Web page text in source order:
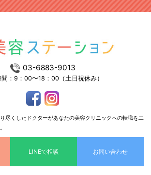
03-6883-9013
：9：00〜18：00（土日祝休み）
尽くしたドクターがあなたの美容クリニックへの転職を二
LINEで相談 お問い合わせ